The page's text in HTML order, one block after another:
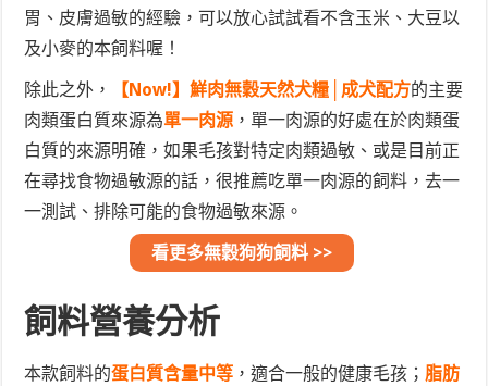
胃、皮膚過敏的經驗，可以放心試試看不含玉米、大豆以
及小麥的本飼料喔！
除此之外，
【Now!】鮮肉無穀天然犬糧│成犬配方的主要
肉類蛋白質來源為單一肉源 ，單一肉源的好處在於肉類蛋
白質的來源明確，如果毛孩對特定肉類過敏、或是目前正
在尋找食物過敏源的話，很推薦吃單一肉源的飼料，去一
一測試、排除可能的食物過敏來源。
看更多無穀狗狗飼料 >>
飼料營養分析
本款飼料的蛋白質含量中等 ，適合一般的健康毛孩；脂肪